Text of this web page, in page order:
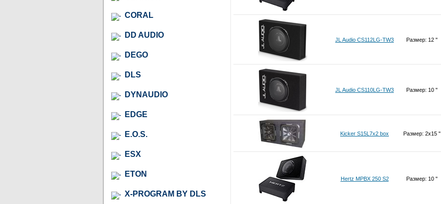
CORAL
DD AUDIO
DEGO
DLS
DYNAUDIO
EDGE
E.O.S.
ESX
ETON
X-PROGRAM BY DLS
JL Audio CS112LG-TW3 Размер: 12 ''
JL Audio CS110LG-TW3 Размер: 10 ''
Kicker S15L7x2 box Размер: 2x15 ''
Hertz MPBX 250 S2 Размер: 10 ''